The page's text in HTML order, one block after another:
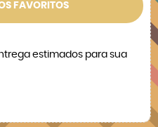
FAVORITOS
estimados para sua